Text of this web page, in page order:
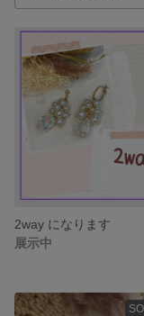
2way になります
展示中